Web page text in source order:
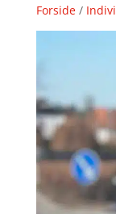
Forside/